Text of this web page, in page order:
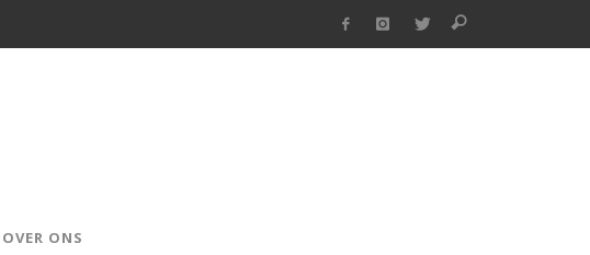
OVER ONS